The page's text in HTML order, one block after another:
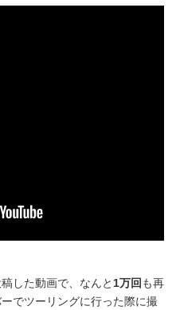
した動画で、なんと 1万回 も再
でツーリングに行った際に撮